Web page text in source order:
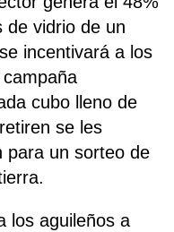
de vidrio de un
incentivará a los
cubo lleno de
se les
para un sorteo de
los aguileños a